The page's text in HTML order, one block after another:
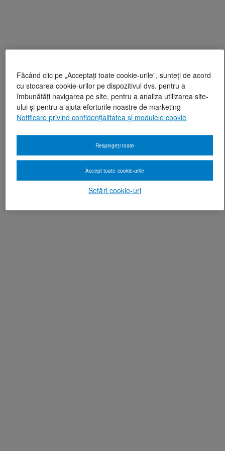
Făcând clic pe „Acceptați toate cookie-urile”, sunteți de acord
cu stocarea cookie-urilor pe dispozitivul dvs. pentru a
îmbunătăți navigarea pe site, pentru a analiza utilizarea site-
ului și pentru a ajuta eforturile noastre de marketing
Notificare privind confidențialitatea și modulele cookie
Setări cookie-uri
Respingeți toate
Accept toate cookie-urile